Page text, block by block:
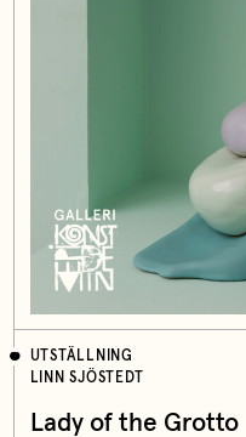
UTSTÄLLNING
LINN SJÖSTEDT
Lady of the Grotto